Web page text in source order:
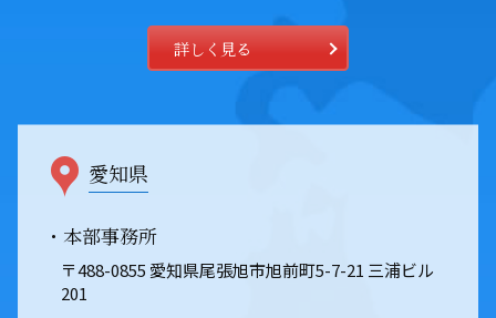
詳しく見る
愛知県
・本部事務所
〒488-0855 愛知県尾張旭市旭前町5-7-21 三浦ビル
201